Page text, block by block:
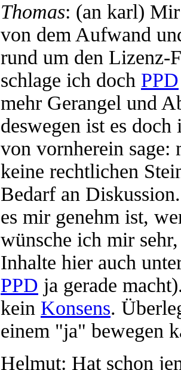
Thomas: (an karl)
von dem Aufwand
rund um den Lizenz-
schlage ich doch PPD
mehr Gerangel und
deswegen ist es
von vornherein
keine rechtlichen
Bedarf an
es mir genehm ist,
wünsche ich mir
Inhalte hier auch
PPD ja gerade
kein Konsens.
einem "ja" bewegen
Helmut: Hat schon